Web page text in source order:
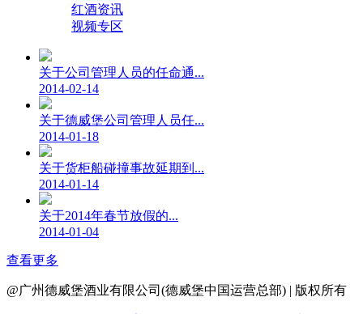
红酒资讯
视频专区
关于公司管理人员的任命通...
2014-02-14
关于德威堡公司管理人员任...
2014-01-18
关于货柜船碰撞事故延期到...
2014-01-14
关于2014年春节放假的...
2014-01-04
查看更多
@广州德威堡酒业有限公司(德威堡中国运营总部) | 版权所有